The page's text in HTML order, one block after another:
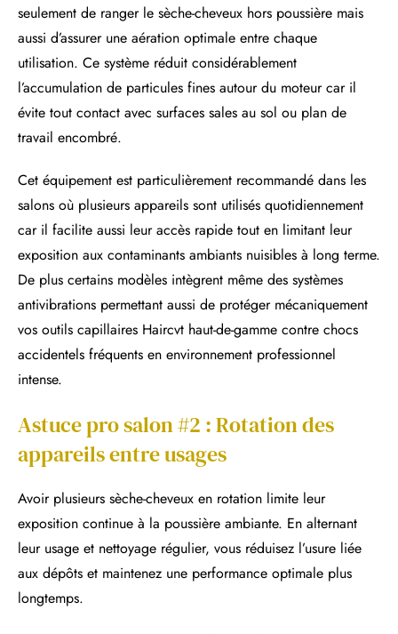
seulement de ranger le sèche-cheveux hors poussière mais
aussi d’assurer une aération optimale entre chaque
utilisation. Ce système réduit considérablement
l’accumulation de particules fines autour du moteur car il
évite tout contact avec surfaces sales au sol ou plan de
travail encombré.
Cet équipement est particulièrement recommandé dans les
salons où plusieurs appareils sont utilisés quotidiennement
car il facilite aussi leur accès rapide tout en limitant leur
exposition aux contaminants ambiants nuisibles à long terme.
De plus certains modèles intègrent même des systèmes
antivibrations permettant aussi de protéger mécaniquement
vos outils capillaires Haircvt haut-de-gamme contre chocs
accidentels fréquents en environnement professionnel
intense.
Astuce pro salon #2 : Rotation des
appareils entre usages
Avoir plusieurs sèche-cheveux en rotation limite leur
exposition continue à la poussière ambiante. En alternant
leur usage et nettoyage régulier, vous réduisez l’usure liée
aux dépôts et maintenez une performance optimale plus
longtemps.